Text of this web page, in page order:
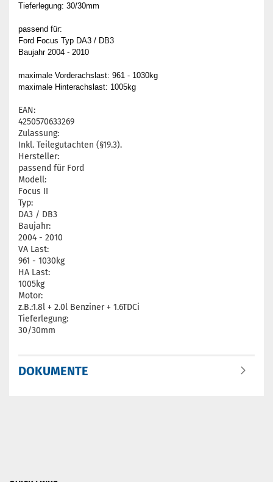
Tieferlegung: 30/30mm
passend für:
Ford Focus Typ DA3 / DB3
Baujahr 2004 - 2010
maximale Vorderachslast: 961 - 1030kg
maximale Hinterachslast: 1005kg
EAN:
4250570633269
Zulassung:
Inkl. Teilegutachten (§19.3).
Hersteller:
passend für Ford
Modell:
Focus II
Typ:
DA3 / DB3
Baujahr:
2004 - 2010
VA Last:
961 - 1030kg
HA Last:
1005kg
Motor:
z.B.:1.8l + 2.0l Benziner + 1.6TDCi
Tieferlegung:
30/30mm
DOKUMENTE